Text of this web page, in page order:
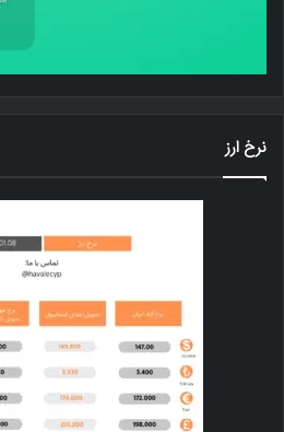
نرخ ارز